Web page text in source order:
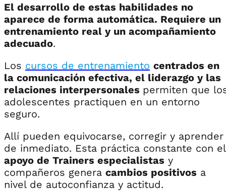
El desarrollo de estas habilidades no
aparece de forma automática. Requiere un
entrenamiento real y un acompañamiento
adecuado.
Los cursos de entrenamiento centrados en
la comunicación efectiva, el liderazgo y las
relaciones interpersonales permiten que
adolescentes practiquen en un entorno
seguro.
Allí pueden equivocarse, corregir y aprender
de inmediato. Esta práctica constante con el
apoyo de Trainers especialistas y
compañeros genera cambios positivos a
nivel de autoconfianza y actitud.